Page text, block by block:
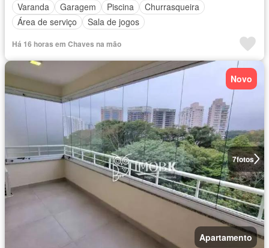
Varanda
Garagem Piscina
Churrasqueira
Área de serviço
Sala de jogos
Há 16 horas em Chaves na mão
7fotos
Novo
Apartamento